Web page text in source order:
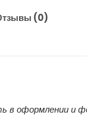
(0)
в оформлении и